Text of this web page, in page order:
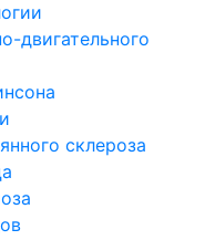
двигательного
склероза